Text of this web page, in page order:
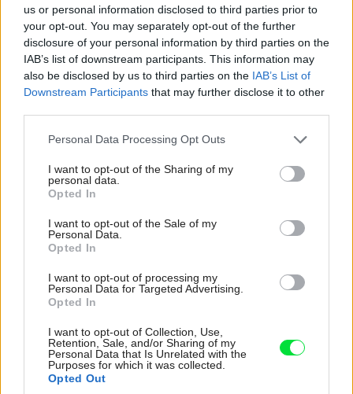
us or personal information disclosed to third parties prior to
your opt-out. You may separately opt-out of the further
disclosure of your personal information by third parties on the
IAB’s list of downstream participants. This information may
also be disclosed by us to third parties on the IAB’s List of
Downstream Participants that may further disclose it to other
Please note that this website/app uses one or more Google
not limited to your visit or usage behaviour. You may click to
grant or deny consent to Google and its third-party tags to
use your data for below specified purposes in below Google
consent section.
Personal Data Processing Opt Outs
I want to opt-out of the Sharing of my
personal data.
Opted In
I want to opt-out of the Sale of my
Personal Data.
Opted In
I want to opt-out of processing my
Personal Data for Targeted Advertising.
Opted In
I want to opt-out of Collection, Use,
Retention, Sale, and/or Sharing of my
Personal Data that Is Unrelated with the
Purposes for which it was collected.
Opted Out
63144